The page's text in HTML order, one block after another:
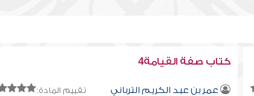
كتاب صفة القيامة4
عمر بن عبد الكريم الترباني تقييم المادة: